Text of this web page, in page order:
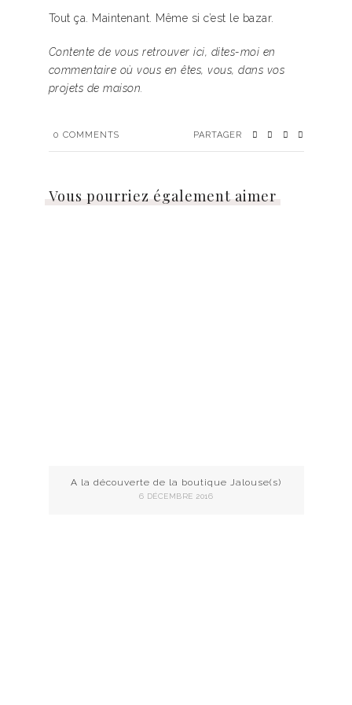
Tout ça. Maintenant. Même si c’est le bazar.
Contente de vous retrouver ici, dites-moi en
commentaire où vous en êtes, vous, dans vos
projets de maison.
0 COMMENTS PARTAGER
Vous pourriez également aimer
A la découverte de la boutique Jalouse(s)
6 DÉCEMBRE 2016